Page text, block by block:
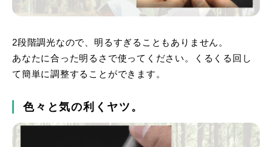
2段階調光なので、明るすぎることもありません。
あなたに合った明るさで使ってください。くるくる回し
て簡単に調整することができます。
色々と気の利くヤツ。